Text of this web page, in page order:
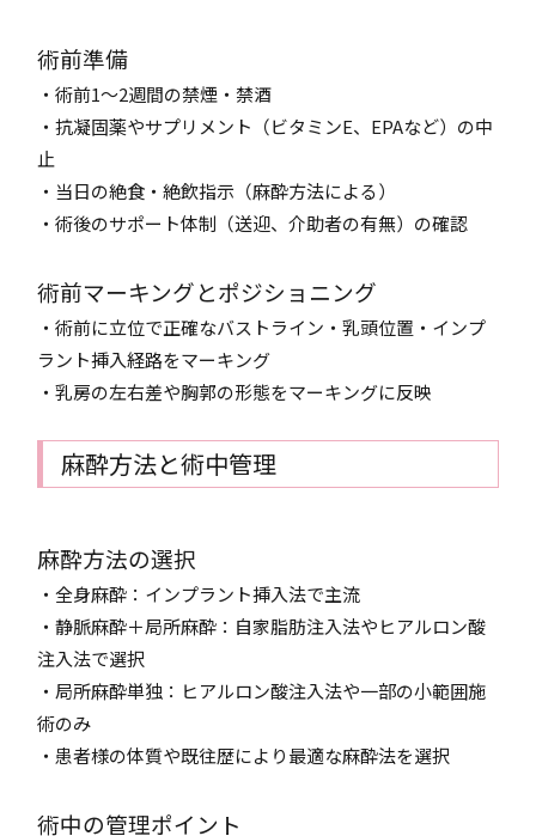
術前準備
・術前1～2週間の禁煙・禁酒
・抗凝固薬やサプリメント（ビタミンE、EPAなど）の中
止
・当日の絶食・絶飲指示（麻酔方法による）
・術後のサポート体制（送迎、介助者の有無）の確認
術前マーキングとポジショニング
・術前に立位で正確なバストライン・乳頭位置・インプ
ラント挿入経路をマーキング
・乳房の左右差や胸郭の形態をマーキングに反映
麻酔方法と術中管理
麻酔方法の選択
・全身麻酔：インプラント挿入法で主流
・静脈麻酔＋局所麻酔：自家脂肪注入法やヒアルロン酸
注入法で選択
・局所麻酔単独：ヒアルロン酸注入法や一部の小範囲施
術のみ
・患者様の体質や既往歴により最適な麻酔法を選択
術中の管理ポイント